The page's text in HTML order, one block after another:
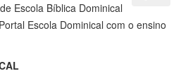
Escola Bíblica Dominical
Escola Dominical com o ensino